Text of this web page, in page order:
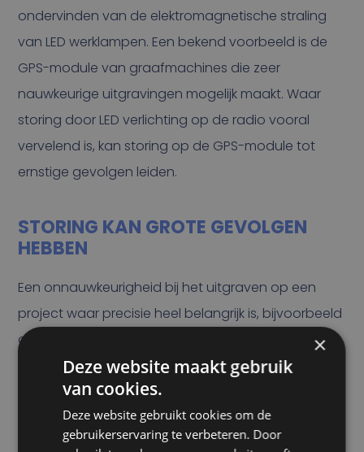
ondervinden van de elektromagnetische straling
van LED werklampen. Een bekend voorbeeld is de
GPS-module van graafmachines die zeer
nauwkeurige uitgravingen mogelijk maakt. Waar
storing door LED verlichting op de radio vooral
vervelend is, kan storing op de GPS-module tot
ernstige gevolgen leiden.
STORING KAN GROTE GEVOLGEN
HEBBEN
Een onnauwkeurigheid bij het uitgraven op een
project waar precisie heel belangrijk is, bijvoorbeeld
omdat er overal kabels in de grond liggen, kan
zomaar grote gevolgen hebben. Als er per ongeluk
een kabel geraakt wordt, en de stroom overal in de
buurt uitvalt, leidt dit niet alleen tot vertraging van
de werkzaamheden, maar ook tot boetes die hoog
×
Deze website maakt gebruik
van cookies.
Deze website gebruikt cookies om de
gebruikerservaring te verbeteren. Door